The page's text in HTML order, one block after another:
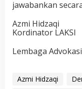
jawabankan
Azmi Hidzaqi
Kordinator LAKSI
Lembaga
Azmi Hidzaqi